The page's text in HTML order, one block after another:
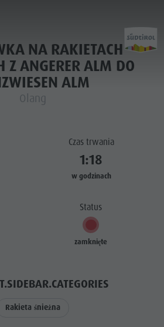
HOME HOME
Entdecken
Aktivitäten
Buchen
Lust auf
NA RAKIETACH
Z ANGERER ALM DO
ALM
Olang
Czas trwania
1:18
w godzinach
Status
zamknięte
Rakieta śnieżna